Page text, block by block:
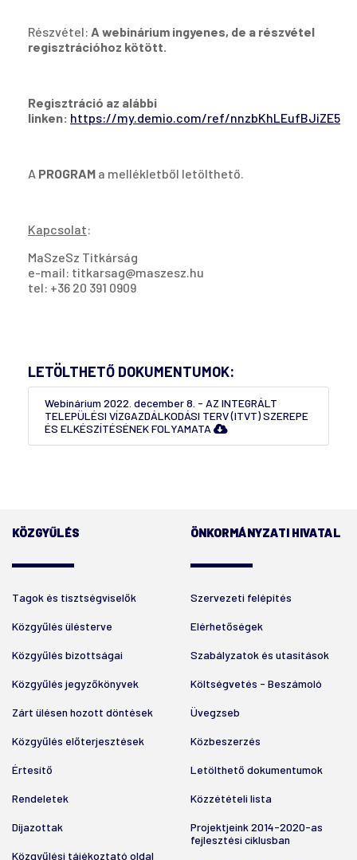
Részvétel: A webinárium ingyenes, de a részvétel
regisztrációhoz kötött.
Regisztráció az alábbi
linken: https://my.demio.com/ref/nnzbKhLEufBJiZE5
A PROGRAM a mellékletből letölthető.
Kapcsolat:
MaSzeSz Titkárság
e-mail: titkarsag@maszesz.hu
tel: +36 20 391 0909
LETÖLTHETŐ DOKUMENTUMOK:
Webinárium 2022. december 8. - AZ INTEGRÁLT
TELEPÜLÉSI VÍZGAZDÁLKODÁSI TERV (ITVT) SZEREPE
ÉS ELKÉSZÍTÉSÉNEK FOLYAMATA
KÖZGYŰLÉS
Tagok és tisztségviselők
Közgyűlés ülésterve
Közgyűlés bizottságai
Közgyűlés jegyzőkönyvek
Zárt ülésen hozott döntések
Közgyűlés előterjesztések
Értesítő
Rendeletek
Díjazottak
Közgyűlési tájékoztató oldal
ÖNKORMÁNYZATI HIVATAL
Szervezeti felépítés
Elérhetőségek
Szabályzatok és utasítások
Költségvetés - Beszámoló
Üvegzseb
Közbeszerzés
Letölthető dokumentumok
Közzétételi lista
Projektjeink 2014-2020-as
fejlesztési ciklusban